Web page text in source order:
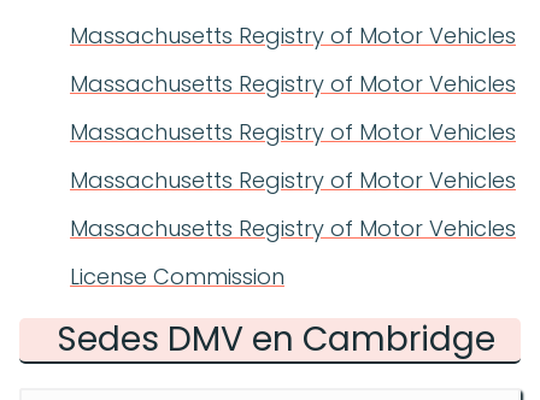
Massachusetts Registry of Motor Vehicles
Massachusetts Registry of Motor Vehicles
Massachusetts Registry of Motor Vehicles
Massachusetts Registry of Motor Vehicles
Massachusetts Registry of Motor Vehicles
License Commission
Sedes DMV en Cambridge